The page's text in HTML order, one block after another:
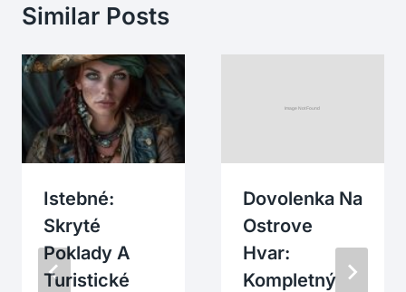
Similar Posts
Istebné:
Skryté
Poklady A
Turistické
Dovolenka Na
Ostrove
Hvar:
Kompletný